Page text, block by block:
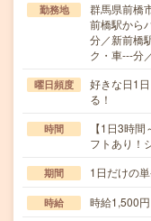
勤務地
群馬県前橋
前橋駅から
分／新前橋
ク・車---分
曜日頻度
好きな日1
る！
時間
【1日3時
フトあり
期間 1日だけの
時給 時給1,500